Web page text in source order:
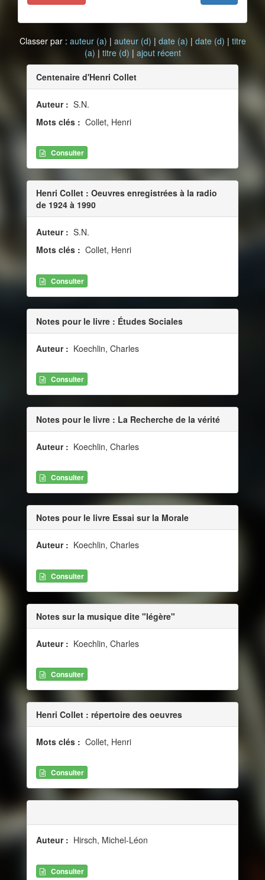
Classer par : auteur (a) | auteur (d) | date (a) | date (d) | titre
(a) | titre (d) | ajout récent
Centenaire d'Henri Collet
Auteur : S.N.
Mots clés : Collet, Henri
Consulter
Henri Collet : Oeuvres enregistrées à la radio
de 1924 à 1990
Auteur : S.N.
Mots clés : Collet, Henri
Consulter
Notes pour le livre : Études Sociales
Auteur : Koechlin, Charles
Consulter
Notes pour le livre : La Recherche de la vérité
Auteur : Koechlin, Charles
Consulter
Notes pour le livre Essai sur la Morale
Auteur : Koechlin, Charles
Consulter
Notes sur la musique dite "légère"
Auteur : Koechlin, Charles
Consulter
Henri Collet : répertoire des oeuvres
Mots clés : Collet, Henri
Consulter
Auteur : Hirsch, Michel-Léon
Consulter